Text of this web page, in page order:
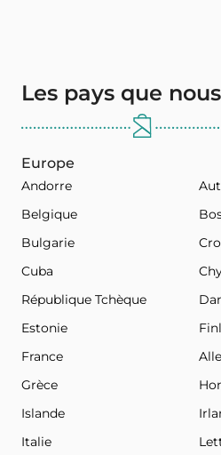
Les pays que
Europe
Andorre
Belgique
Bulgarie
Cuba
République Tchèque
Estonie
France
Grèce
Islande
Italie